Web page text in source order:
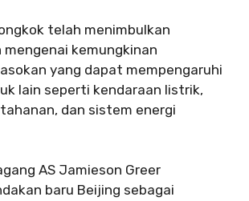
telah menimbulkan
kemungkinan
yang dapat mempengaruhi
lain seperti kendaraan listrik,
dan sistem energi
AS Jamieson Greer
baru Beijing sebagai